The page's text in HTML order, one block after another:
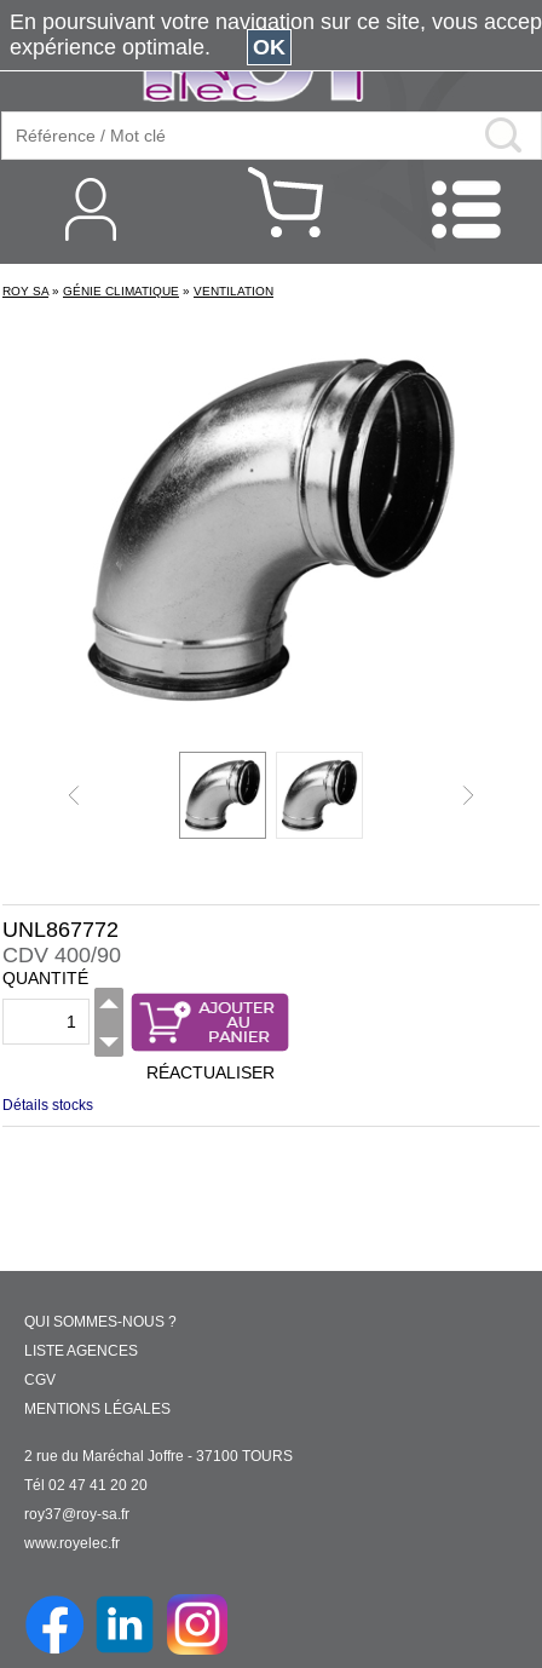
ROY SA » GÉNIE CLIMATIQUE » VENTILATION
UNL867772
CDV 400/90
QUANTITÉ
RÉACTUALISER
Détails stocks
QUI SOMMES-NOUS ?
LISTE AGENCES
CGV
MENTIONS LÉGALES
2 rue du Maréchal Joffre - 37100 TOURS
Tél 02 47 41 20 20
roy37@roy-sa.fr
www.royelec.fr
En poursuivant votre navigation sur ce site, vous
expérience optimale.
OK